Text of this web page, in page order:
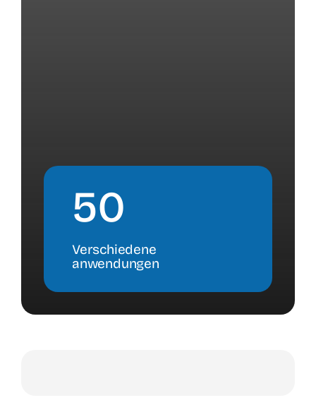
50
Verschiedene
anwendungen